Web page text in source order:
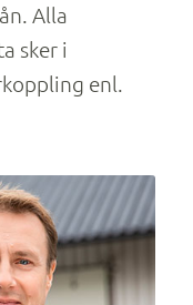
Alla
sker i
enl.